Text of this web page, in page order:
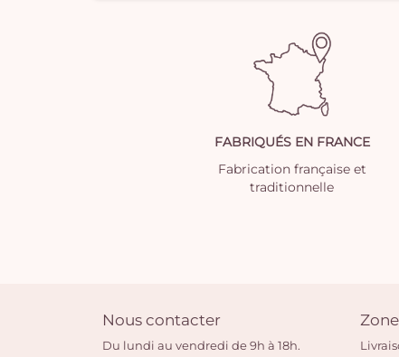
FABRIQUÉS EN FRANCE
Fabrication française et
traditionnelle
Nous contacter
Du lundi au vendredi de 9h à 18h.